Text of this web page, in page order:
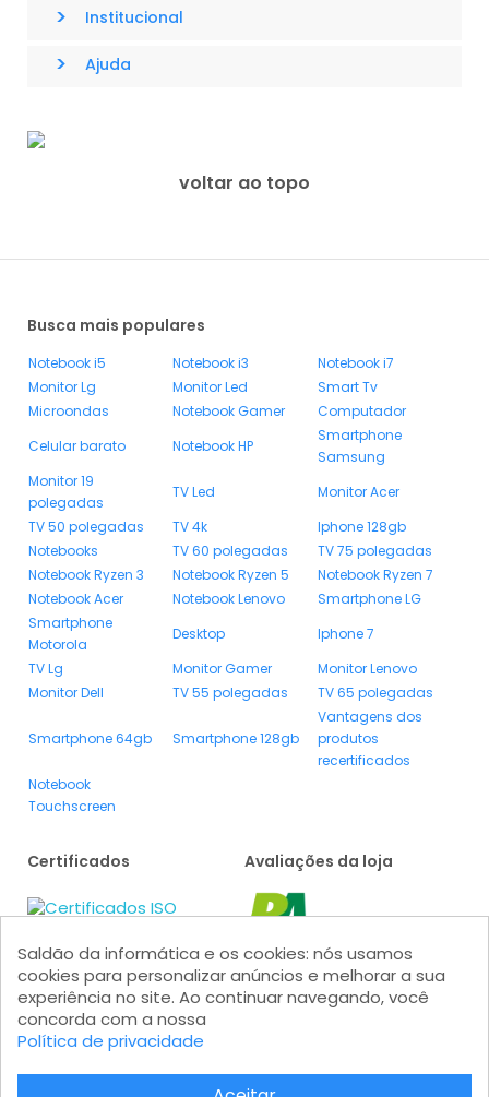
> Institucional
> Ajuda
voltar ao topo
Busca mais populares
Notebook i5 Notebook i3
Notebook i7
Monitor Lg
Monitor Led
Smart Tv
Microondas
Notebook Gamer
Computador
Celular barato
Notebook HP
Smartphone
Samsung
Monitor 19
polegadas
TV Led
Monitor Acer
TV 50 polegadas
TV 4k
Iphone 128gb
Notebooks
TV 60 polegadas
TV 75 polegadas
Notebook Ryzen 3
Notebook Ryzen 5
Notebook Ryzen 7
Notebook Acer
Notebook Lenovo
Smartphone LG
Smartphone
Motorola
Desktop
Iphone 7
TV Lg
Monitor Gamer
Monitor Lenovo
Monitor Dell
TV 55 polegadas TV 65 polegadas
Smartphone 64gb Smartphone 128gb
Vantagens dos
produtos
recertificados
Notebook
Touchscreen
Certificados Avaliações da loja
Formas de pagamento
Saldão da informática e os cookies: nós usamos
cookies para personalizar anúncios e melhorar a sua
experiência no site. Ao continuar navegando, você
concorda com a nossa
Política de privacidade